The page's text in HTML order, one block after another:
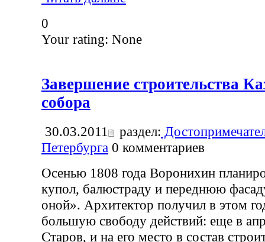
0
Your rating: None
Завершение строительства
собора
30.03.2011 раздел:
Петербурга 0 комментариев
Осенью 1808 года Воронихин
купол, балюстраду и переднюю
оной». Архитектор получил в этом
большую свободу действий: еще в
Старов, и на его место в состав